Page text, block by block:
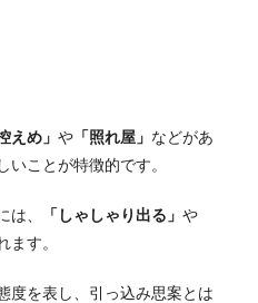
えめ」 や 「照れ屋」 などがあ
いことが特徴的です。
は、 「しゃしゃり出る」 や
ます。
度を表し、引っ込み思案とは